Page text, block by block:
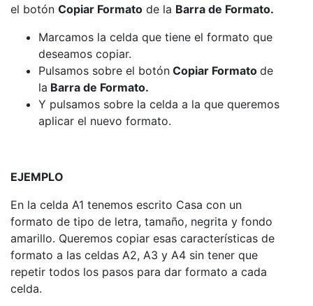
el botón Copiar Formato de la Barra de Formato.
Marcamos la celda que tiene el formato que
deseamos copiar.
Pulsamos sobre el botón Copiar Formato de
la Barra de Formato.
Y pulsamos sobre la celda a la que queremos
aplicar el nuevo formato.
EJEMPLO
En la celda A1 tenemos escrito Casa con un
formato de tipo de letra, tamaño, negrita y fondo
amarillo. Queremos copiar esas características de
formato a las celdas A2, A3 y A4 sin tener que
repetir todos los pasos para dar formato a cada
celda.